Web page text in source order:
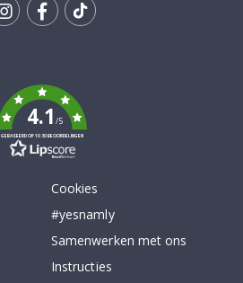
4.1/5
GEBASEERD OP 1030 BEOORDELINGEN
Cookies
#yesnamly
Samenwerken met ons
Instructies